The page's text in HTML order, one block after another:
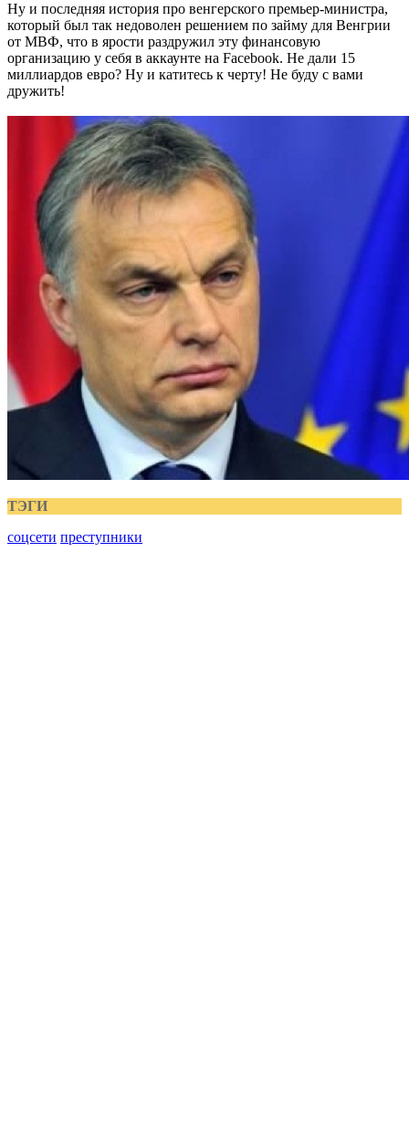
Ну и последняя история про венгерского премьер-министра,
который был так недоволен решением по займу для Венгрии
от МВФ, что в ярости раздружил эту финансовую
организацию у себя в аккаунте на Facebook. Не дали 15
миллиардов евро? Ну и катитесь к черту! Не буду с вами
дружить!
ТЭГИ
соцсети преступники